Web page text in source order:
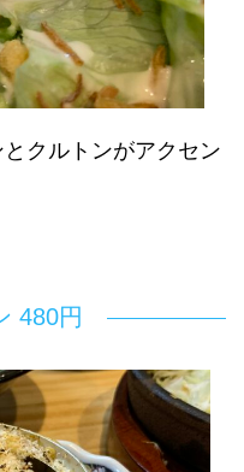
クルトンがアクセン
480円